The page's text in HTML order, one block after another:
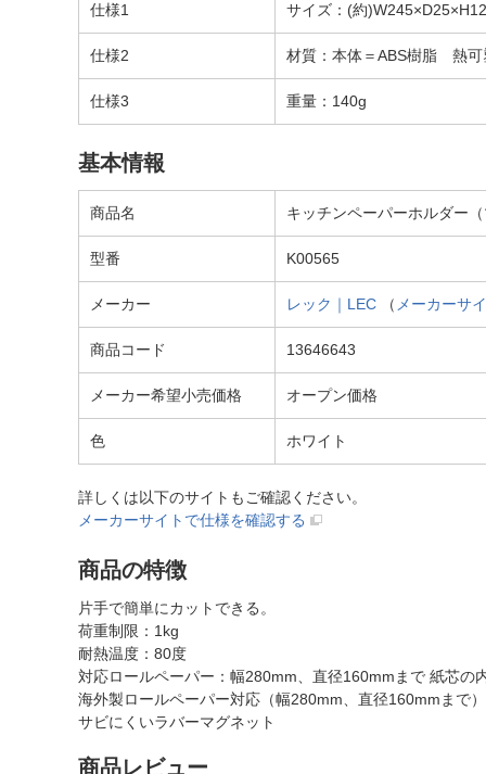
仕様1 サイズ：(約
仕様2 材質：本体＝ABS樹脂 熱可
仕様3 重量：140g
基本情報
商品名 キッチンペーパーホルダー
型番 K00565
メーカー レック｜LEC （ メーカーサ
商品コード 13646643
メーカー希望小売価格 オープン価格
色 ホワイト
詳しくは以下のサイトもご確認ください。
メーカーサイトで仕様を確認する
商品の特徴
片手で簡単にカットできる。
荷重制限：1kg
耐熱温度：80度
対応ロールペーパー：幅280mm、直径160mmまで 紙芯の
海外製ロールペーパー対応（幅280mm、直径160mmまで）
サビにくいラバーマグネット
商品レビュー